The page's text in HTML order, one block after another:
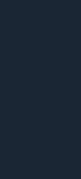
Кроме
России,
Вывод